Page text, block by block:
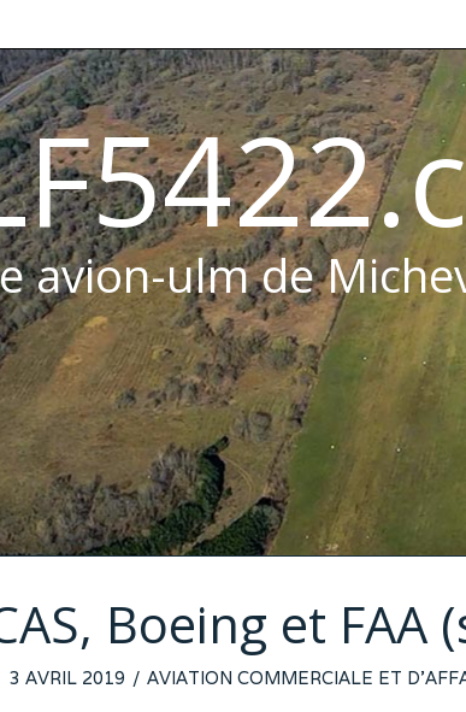
avion-ulm de
Boeing et FAA
POSTED
3 AVRIL 2019 AVIATION COMMERCIALE ET